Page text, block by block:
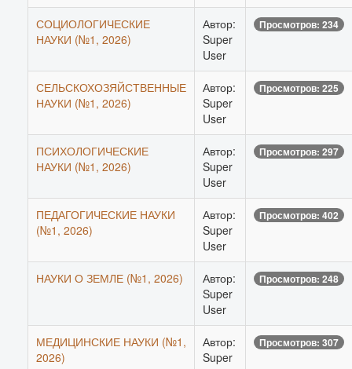
СОЦИОЛОГИЧЕСКИЕ
НАУКИ (№1, 2026)
Автор:
Super
User
Просмотров: 234
СЕЛЬСКОХОЗЯЙСТВЕННЫЕ
НАУКИ (№1, 2026)
Автор:
Super
User
Просмотров: 225
ПСИХОЛОГИЧЕСКИЕ
НАУКИ (№1, 2026)
Автор:
Super
User
Просмотров: 297
ПЕДАГОГИЧЕСКИЕ НАУКИ
(№1, 2026)
Автор:
Super
User
Просмотров: 402
НАУКИ О ЗЕМЛЕ (№1, 2026)
Автор:
Super
User
Просмотров: 248
МЕДИЦИНСКИЕ НАУКИ (№1,
2026)
Автор:
Super
Просмотров: 307